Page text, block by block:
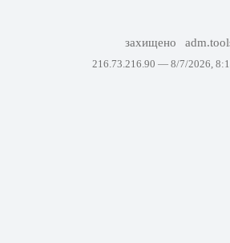
захищено
216.73.216.90 — 8/7/2026,